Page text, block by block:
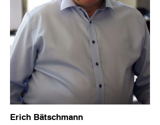
Erich Bätschmann